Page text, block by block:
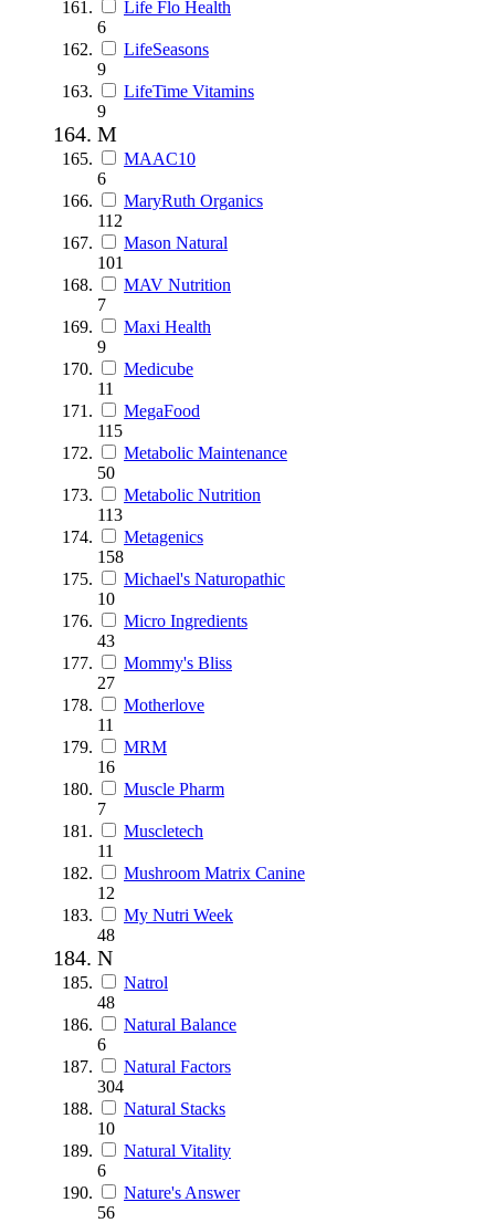
Life Flo Health
6
LifeSeasons
9
LifeTime Vitamins
9
M
MAAC10
6
MaryRuth Organics
112
Mason Natural
101
MAV Nutrition
7
Maxi Health
9
Medicube
11
MegaFood
115
Metabolic Maintenance
50
Metabolic Nutrition
113
Metagenics
158
Michael's Naturopathic
10
Micro Ingredients
43
Mommy's Bliss
27
Motherlove
11
MRM
16
Muscle Pharm
7
Muscletech
11
Mushroom Matrix Canine
12
My Nutri Week
48
N
Natrol
48
Natural Balance
6
Natural Factors
304
Natural Stacks
10
Natural Vitality
6
Nature's Answer
56